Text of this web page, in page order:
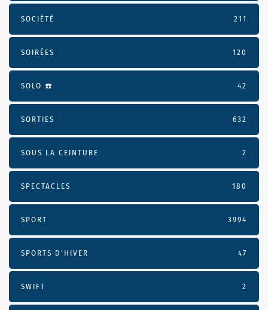
SOCIÉTÉ 211
SOIRÉES 120
SOLO ☎️ 42
SORTIES 632
SOUS LA CEINTURE 2
SPECTACLES 180
SPORT 3994
SPORTS D'HIVER 47
SWIFT 2